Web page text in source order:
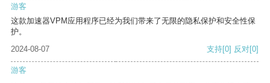
游客
这款加速器VPM应用程序已经为我们带来了无限的隐私保护和安全性保
护。
2024-08-07
支持[0] 反对[0]
游客